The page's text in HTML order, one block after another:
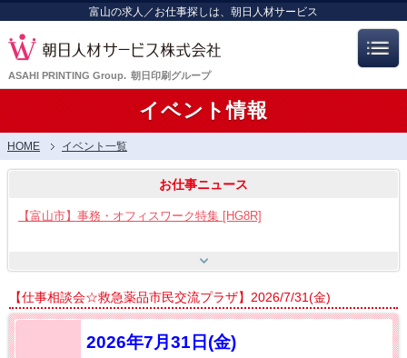
富山の求人／お仕事探しは、朝日人材サービス
ASAHI PRINTING Group. 朝日印刷グループ
イベント情報
HOME イベント一覧
お仕事ニュース
【富山市】事務・オフィスワーク特集 [HG8R]
【富山市】工場・製造ワーク [HG8]
【呉羽射水エリア特集】スタッフ12名大募集!! [HB7]
【仕事相談会☆救急薬品市民交流プラザ】2026/7/31(金)
2026年7月31 日(金)